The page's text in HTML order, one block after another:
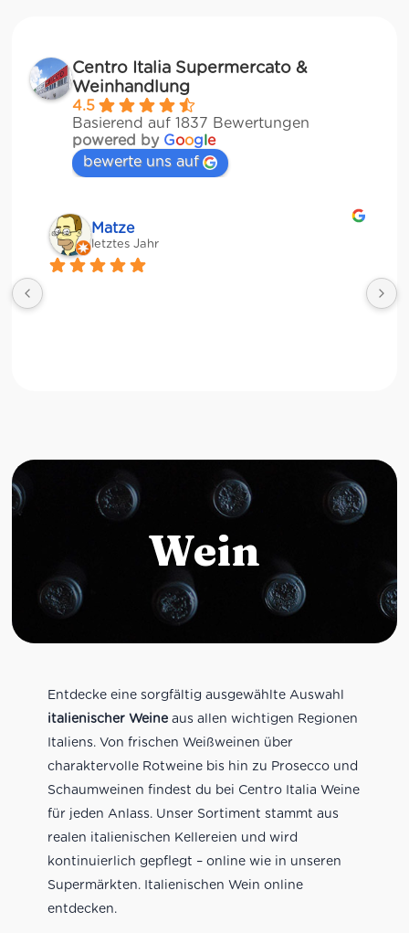
Centro Italia Supermercato &
Weinhandlung
4.5
Basierend auf 1837 Bewertungen
powered by Google
bewerte uns auf
Matze
letztes Jahr
Wein
Entdecke eine sorgfältig ausgewählte Auswahl
italienischer Weineaus allen wichtigen Regionen
Italiens. Von frischen Weißweinen über
charaktervolle Rotweine bis hin zu Prosecco und
Schaumweinen findest du bei Centro Italia Weine
für jeden Anlass. Unser Sortiment stammt aus
realen italienischen Kellereien und wird
kontinuierlich gepflegt – online wie in unseren
Supermärkten. Italienischen Wein online
entdecken.